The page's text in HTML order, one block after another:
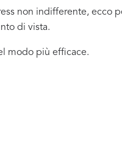
non indifferente, ecco
di vista.
modo più efficace.